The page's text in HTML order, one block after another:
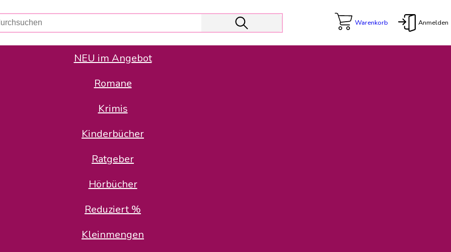
Warenkorb Anmelden
NEU im Angebot
Romane
Krimis
Kinderbücher
Ratgeber
Hörbücher
Reduziert %
Kleinmengen
Avus Buch & Medien GmbH
zurück: Karl-Otto Binder übernimmt die Geschäftsführung. Er wird unterstützt von den Prokuristen Kerstin Walter und Kai
welche die AVUS langfristig begleiten möchten, freut sich das operative Management auf die Weiterentwicklung
in der Schanzenstr. 13, 51063 Köln und führt dort den operativen Betrieb in gewohntem Umfang fort.
Rufnummern und E-Mail- Adressen erreichbar.